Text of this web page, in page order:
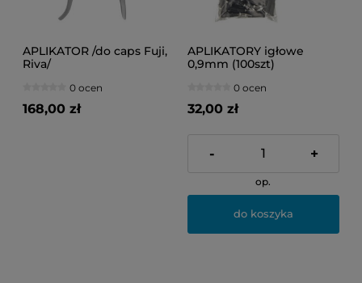
APLIKATOR /do caps Fuji,
Riva/
0 ocen
168,00 zł
APLIKATORY igłowe
0,9mm (100szt)
0 ocen
32,00 zł
- +
op.
do koszyka